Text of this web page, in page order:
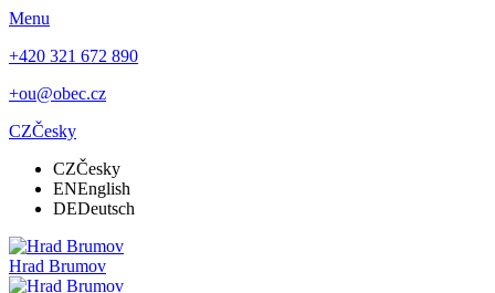
Menu
+420 321 672 890
+ou@obec.cz
CZČesky
CZČesky
ENEnglish
DEDeutsch
Hrad Brumov